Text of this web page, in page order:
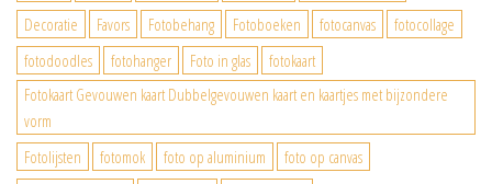
Decoratie
Favors Fotobehang Fotoboeken fotocanvas
fotocollage
fotodoodles
fotohanger Foto in glas
fotokaart
Fotokaart Gevouwen kaart Dubbelgevouwen kaart en kaartjes met bijzondere
vorm
Fotolijsten
fotomok foto op aluminium
foto op canvas